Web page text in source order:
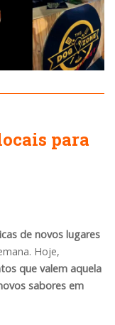
para
de novos lugares
Hoje,
que valem aquela
sabores em